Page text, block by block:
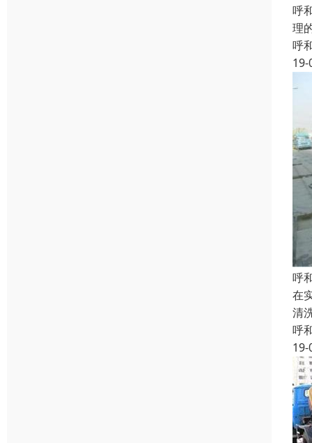
呼
理
呼
19-
呼
在
清
呼
19-